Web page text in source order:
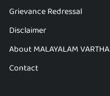
Grievance Redressal
Disclaimer
About MALAYALAM VARTHA
Contact